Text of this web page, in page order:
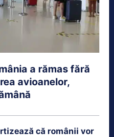
a rămas fără
avioanelor,
că românii vor